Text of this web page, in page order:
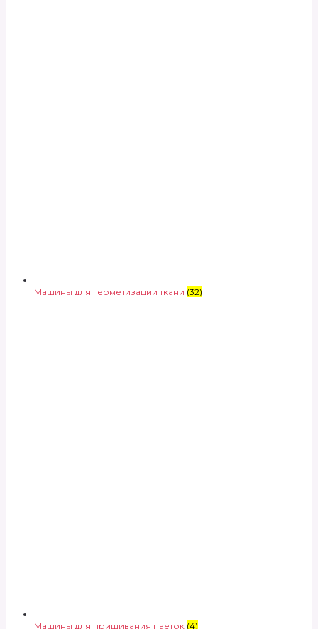
Машины для герметизации ткани (32)
Машины для пришивания паеток (4)